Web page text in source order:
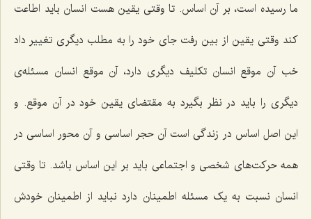
ما رسیده است، بر آن اساس. تا وقتی یقین هست انسان باید اطاعت
کند وقتی یقین از بین رفت جای خود را به مطلب دیگری تغییر داد
خب آن موقع انسان تکلیف دیگری دارد، آن موقع انسان مسئله‌ی
دیگری را باید در نظر بگیرد به مقتضای یقین خود در آن موقع. و
این اصل اساس در زندگی است آن حجر اساسی و آن محور اساسی در
همه حرکت‌های شخصی و اجتماعی باید بر این اساس باشد. تا وقتی
انسان نسبت به یک مسئله اطمینان دارد نباید از اطمینان خودش